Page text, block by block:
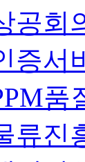
공회
증서
품
류진